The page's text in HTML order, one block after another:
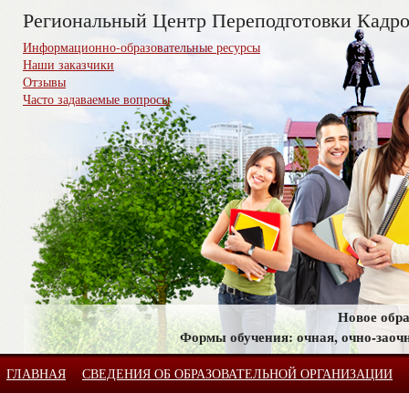
Региональный Центр Переподготовки
Информационно-образовательные ресурсы
Наши заказчики
Отзывы
Часто задаваемые вопросы
Новое
Формы обучения: очная, очно-
ГЛАВНАЯ
СВЕДЕНИЯ ОБ ОБРАЗОВАТЕЛЬНОЙ ОРГАНИЗАЦИИ